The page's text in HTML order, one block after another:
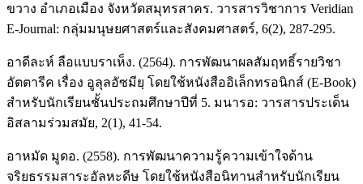
ขวาง อำเภอเมือง จังหวัดสมุทรสาคร. วารสารวิชาการ Veridian
E-Journal: กลุ่มมนุษยศาสตร์และสังคมศาสตร์, 6(2), 287-295.
อาดีละห์ ลือแบบราเห็ง. (2564). การพัฒนาผลสัมฤทธิ์รายวิชา
อัตตารีค เรื่อง อูลุลอัซมียฺ โดยใช้หนังสืออิเล็กทรอนิกส์ (E-Book)
สำหรับนักเรียนชั้นประถมศึกษาปีที่ 5. มนารอ: วารสารประเด็น
อิสลามร่วมสมัย, 2(1), 41-54.
อาหมัด มูดอ. (2558). การพัฒนาความรู้ความเข้าใจด้าน
จริยธรรมสาระอัลหะดีษ โดยใช้หนังสือนิทานสำหรับนักเรียน